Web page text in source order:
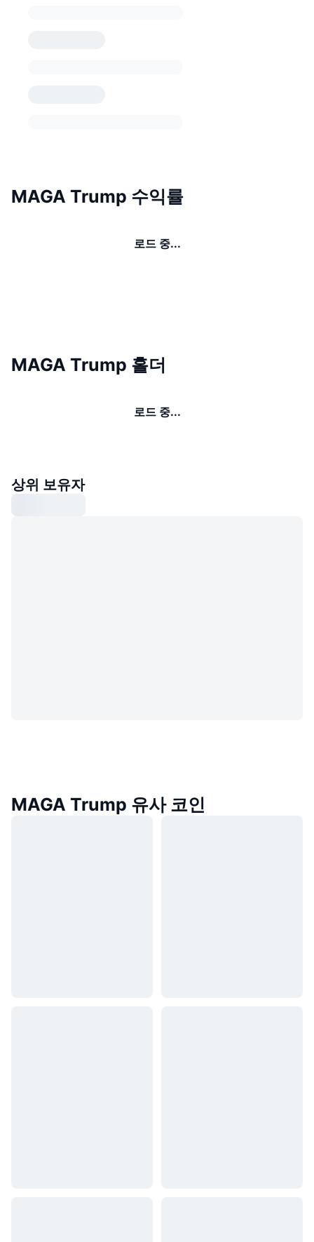
MAGA Trump 수익률
로드 중...
MAGA Trump 홀더
로드 중...
상위 보유자
MAGA Trump 유사 코인